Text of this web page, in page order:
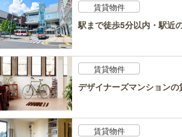
賃貸物件
駅まで徒歩5分以内・駅近
賃貸物件
デザイナーズマンション
賃貸物件